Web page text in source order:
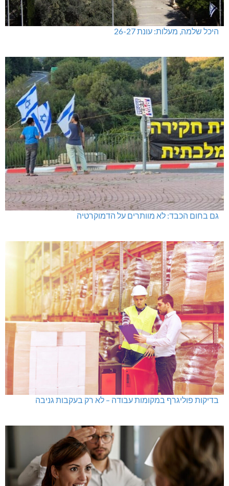
היכל שלמה, מעלות: עונת 26-27
גם בחום הכבד: לא מוותרים על הדמוקרטיה
בדיקות פוליגרף במקומות עבודה – לא רק בעקבות גניבה